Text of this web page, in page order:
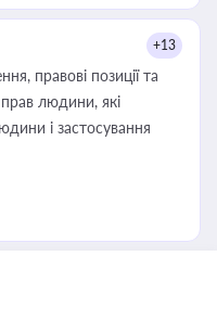
+13
правові позиції та
людини, які
і застосування